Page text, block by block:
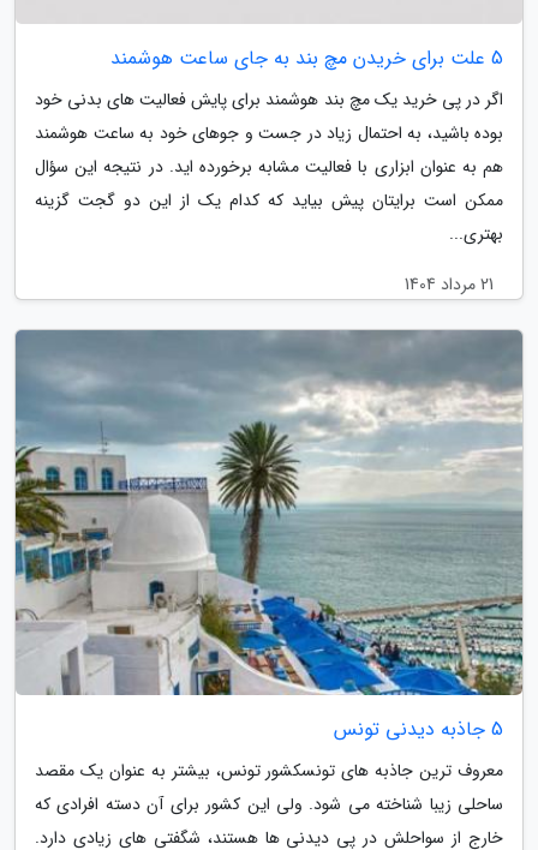
5 علت برای خریدن مچ بند به جای ساعت هوشمند
اگر در پی خرید یک مچ بند هوشمند برای پایش فعالیت های بدنی خود
بوده باشید، به احتمال زیاد در جست و جوهای خود به ساعت هوشمند
هم به عنوان ابزاری با فعالیت مشابه برخورده اید. در نتیجه این سؤال
ممکن است برایتان پیش بیاید که کدام یک از این دو گجت گزینه
بهتری...
21 مرداد 1404
5 جاذبه دیدنی تونس
معروف ترین جاذبه های تونسکشور تونس، بیشتر به عنوان یک مقصد
ساحلی زیبا شناخته می شود. ولی این کشور برای آن دسته افرادی که
خارج از سواحلش در پی دیدنی ها هستند، شگفتی های زیادی دارد.